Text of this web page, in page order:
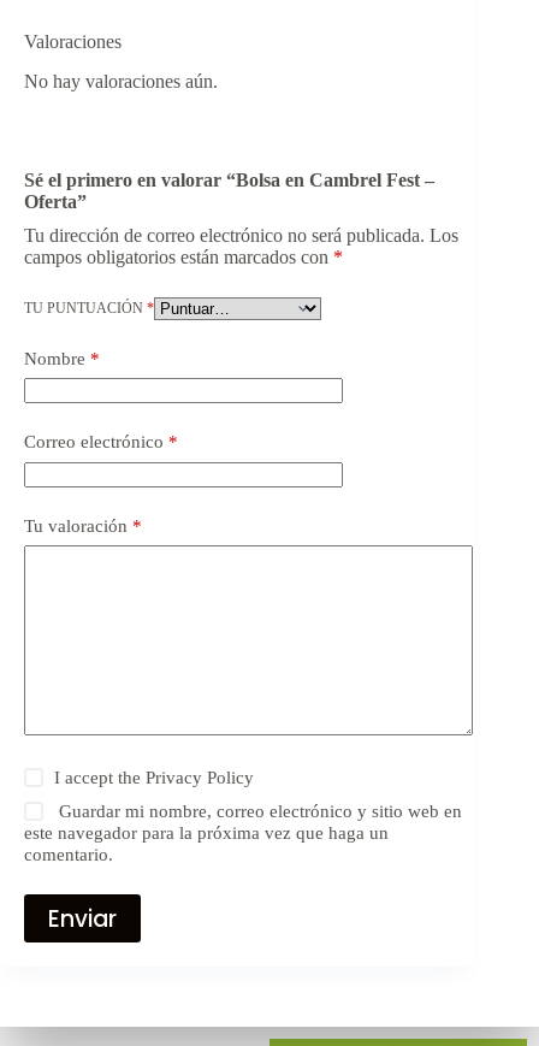
Valoraciones
No hay valoraciones aún.
Sé el primero en valorar “Bolsa en Cambrel Fest –
Oferta”
Tu dirección de correo electrónico no será publicada. Los
campos obligatorios están marcados con *
TU PUNTUACIÓN *
Nombre *
Correo electrónico *
Tu valoración *
I accept thePrivacy Policy
Guardar mi nombre, correo electrónico y sitio web en
este navegador para la próxima vez que haga un
comentario.
Enviar